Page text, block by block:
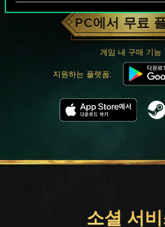
PC에서 무료
게임 내 구매 기능
지원하는 플랫폼:
소셜 서